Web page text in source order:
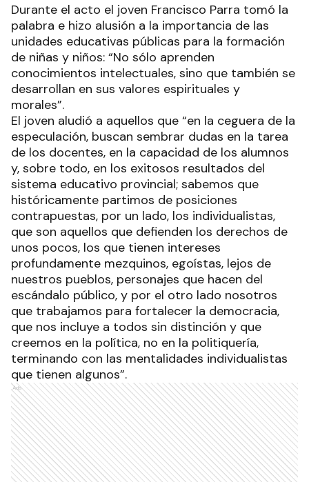
Durante el acto el joven Francisco Parra tomó la
palabra e hizo alusión a la importancia de las
unidades educativas públicas para la formación
de niñas y niños: “No sólo aprenden
conocimientos intelectuales, sino que también se
desarrollan en sus valores espirituales y
morales”.
El joven aludió a aquellos que “en la ceguera de la
especulación, buscan sembrar dudas en la tarea
de los docentes, en la capacidad de los alumnos
y, sobre todo, en los exitosos resultados del
sistema educativo provincial; sabemos que
históricamente partimos de posiciones
contrapuestas, por un lado, los individualistas,
que son aquellos que defienden los derechos de
unos pocos, los que tienen intereses
profundamente mezquinos, egoístas, lejos de
nuestros pueblos, personajes que hacen del
escándalo público, y por el otro lado nosotros
que trabajamos para fortalecer la democracia,
que nos incluye a todos sin distinción y que
creemos en la política, no en la politiquería,
terminando con las mentalidades individualistas
que tienen algunos”.
Ads